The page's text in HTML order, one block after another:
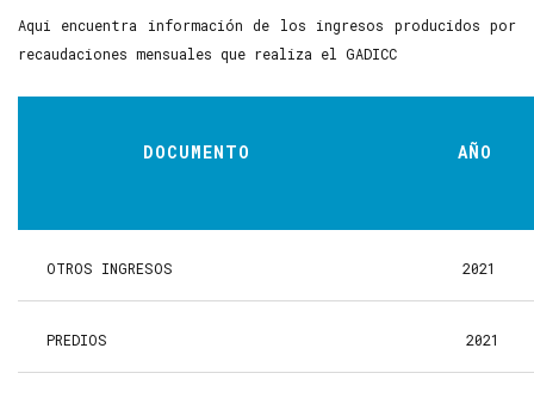
Aqui encuentra información de los ingresos producidos por
recaudaciones mensuales que realiza el GADICC
DOCUMENTO AÑO
OTROS INGRESOS 2021
PREDIOS 2021